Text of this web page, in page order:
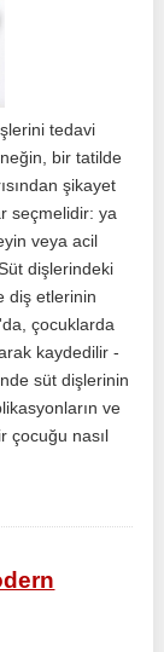
tedavi
bir tatilde
şikayet
seçmelidir: ya
veya acil
dişlerindeki
diş etlerinin
çocuklarda
kaydedilir -
süt dişlerinin
ve
çocuğu nasıl